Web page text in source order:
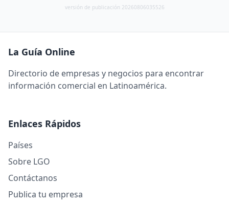
versión de publicación 20260806035526
La Guía Online
Directorio de empresas y negocios para encontrar
información comercial en Latinoamérica.
Enlaces Rápidos
Países
Sobre LGO
Contáctanos
Publica tu empresa